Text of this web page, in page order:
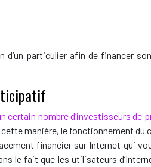
d’un particulier afin de financer
nombre d’investisseurs de
manière, le fonctionnement
financier sur Internet qui
le fait que les utilisateurs